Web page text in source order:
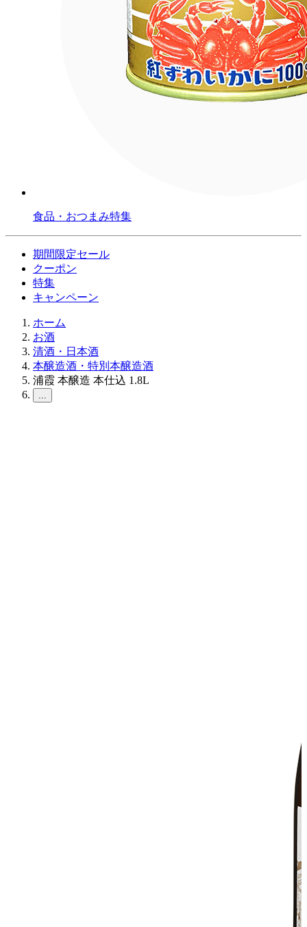
食品・おつまみ特集
期間限定セール
クーポン
特集
キャンペーン
ホーム
お酒
清酒・日本酒
本醸造酒・特別本醸造酒
浦霞 本醸造 本仕込 1.8L
...